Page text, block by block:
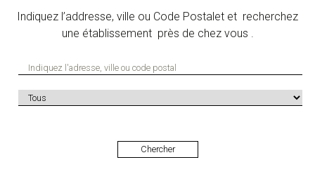
Indiquez l’addresse, ville ou Code Postalet et recherchez
une établissement près de chez vous .